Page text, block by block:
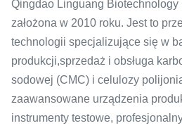
Qingdao Linguang Biotechnology
założona w 2010 roku. Jest to
technologii specjalizujące się w
produkcji,sprzedaż i obsługa
sodowej (CMC) i celulozy
zaawansowane urządzenia
instrumenty testowe,